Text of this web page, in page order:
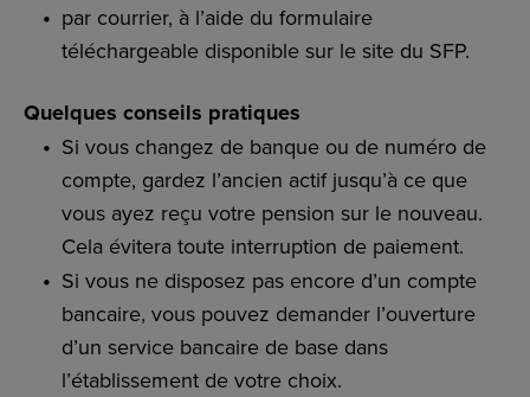
par courrier, à l’aide du formulaire
téléchargeable disponible sur le site du SFP.
Quelques conseils pratiques
Si vous changez de banque ou de numéro de
compte, gardez l’ancien actif jusqu’à ce que
vous ayez reçu votre pension sur le nouveau.
Cela évitera toute interruption de paiement.
Si vous ne disposez pas encore d’un compte
bancaire, vous pouvez demander l’ouverture
d’un service bancaire de base dans
l’établissement de votre choix.